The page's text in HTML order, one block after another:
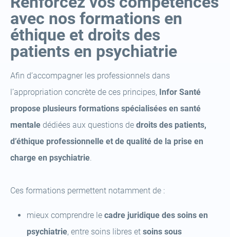
avec nos formations en
éthique et droits des
patients en psychiatrie
Afin d’accompagner les professionnels dans
l’appropriation concrète de ces principes, Infor Santé
propose plusieurs formations spécialisées en santé
mentale dédiées aux questions de droits des patients,
d’éthique professionnelle et de qualité de la prise en
charge en psychiatrie.
Ces formations permettent notamment de :
mieux comprendre le cadre juridique des soins en
psychiatrie, entre soins libres et soins sous